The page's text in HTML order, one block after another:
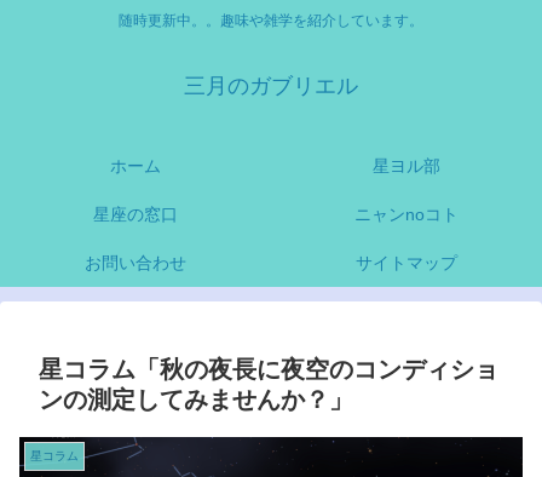
随時更新中。。趣味や雑学を紹介しています。
三月のガブリエル
ホーム 星ヨル部
星座の窓口 ニャンnoコト
お問い合わせ サイトマップ
星コラム「秋の夜長に夜空のコンディショ
ンの測定してみませんか？」
星コラム